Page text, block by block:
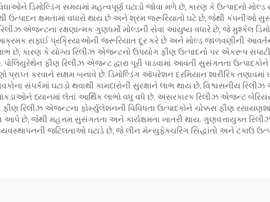
ડિમોલ્ડિંગ સમયમાં મહત્વપૂર્ણ ઘટાડો જોવા મળે છે, કારણ કે ઉત્પાદનો મોલ્ડ
ક્ષમતામાં વધારો થાય છે અને શ્રમ જરૂરિયાતો ઘટે છે, જેથી કંપનીઓ
એજન્ટના રક્ષણાત્મક ગુણધર્મો મોલ્ડની સેવા આયુષ્ય વધારે છે, જે મુશ્કેલ
સફાઈ પ્રક્રિયાઓની જરૂરિયાત દૂર કરે છે અને મોલ્ડ જાળવણીની
છે, કારણ કે યોગ્ય રિલીઝ એજન્ટનો ઉપયોગ ફીણ ઉત્પાદનો પર એકરૂપ
પોલિયુરેથેન ફીણ રિલીઝ એજન્ટ દ્વારા પૂરી પાડવામાં આવતી સુસંગતતા
પ્રાપ્ત કરવાને સક્ષમ બનાવે છે. ડિમોલ્ડિંગ ઑપરેશન દરમિયાન શારીરિક
સંપર્કમાં ઘટાડો થવાથી કામદારોની સુરક્ષાને લાભ થાય છે. વિશ્વસનીય
ધ્યાનમાં લેતાં આર્થિક લાભો વધુ વધે છે. અસરકારક રિલીઝ એજન્ટ
રિલીઝ એજન્ટના ફોર્મ્યુલેશનની વિવિધતા ઉત્પાદકોને ચોક્કસ ફીણ
છે, જેથી મહત્તમ સુસંગતતા અને કાર્યક્ષમતા ખાતરી થાય. ગુણવત્તાયુક્ત
જટિલતાઓ ઘટાડે છે, જે લીન મેન્યુફેક્ચરિંગ સિદ્ધાંતો અને ટકાઉ